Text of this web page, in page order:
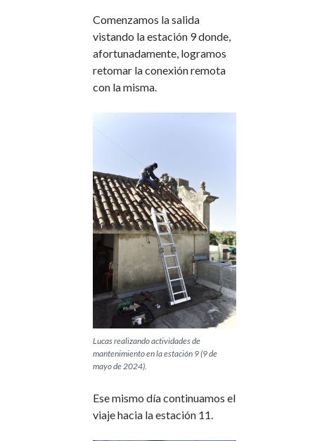
Comenzamos la salida
vistando la estación 9 donde,
afortunadamente, logramos
retomar la conexión remota
con la misma.
Lucas realizando actividades de
mantenimiento en la estación 9 (9 de
mayo de 2024).
Ese mismo día continuamos el
viaje hacia la estación 11.